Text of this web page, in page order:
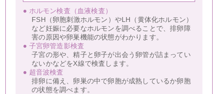
● ホルモン検査（血液検査）
FSH（卵胞刺激ホルモン）やLH（黄体化ホルモン）
など妊娠に必要なホルモンを調べることで、排卵障
害の原因や卵巣機能の状態がわかります。
● 子宮卵管造影検査
子宮の形や、精子と卵子が出会う卵管が詰まってい
ないかなどをX線で検査します。
● 超音波検査
排卵に備え、卵巣の中で卵胞が成熟しているか卵胞
の状態を調べます。